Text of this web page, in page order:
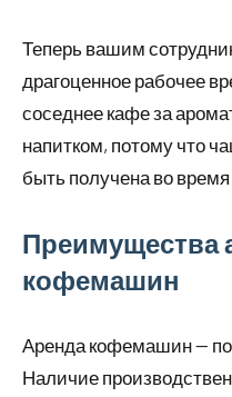
Теперь вашим
драгоценное рабочее
соседнее кафе за
напитком, потому что
быть получена во
Преимущества
кофемашин
Аренда кофемашин —
Наличие